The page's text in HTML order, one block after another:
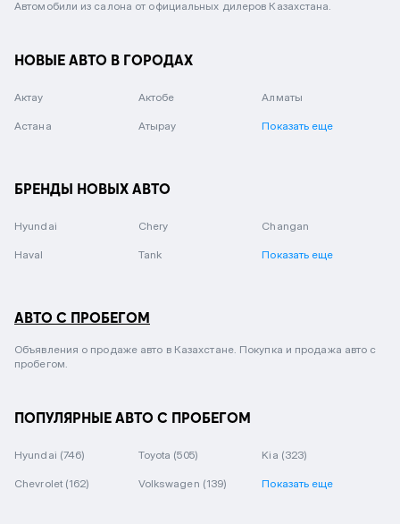
Автомобили из салона от официальных дилеров Казахстана.
НОВЫЕ АВТО В ГОРОДАХ
Актау Актобе Алматы
Астана Атырау Показать еще
БРЕНДЫ НОВЫХ АВТО
Hyundai Chery Changan
Haval Tank Показать еще
АВТО С ПРОБЕГОМ
Объявления о продаже авто в Казахстане. Покупка и продажа авто с
пробегом.
ПОПУЛЯРНЫЕ АВТО С ПРОБЕГОМ
Hyundai (746) Toyota (505) Kia (323)
Chevrolet (162) Volkswagen (139) Показать еще